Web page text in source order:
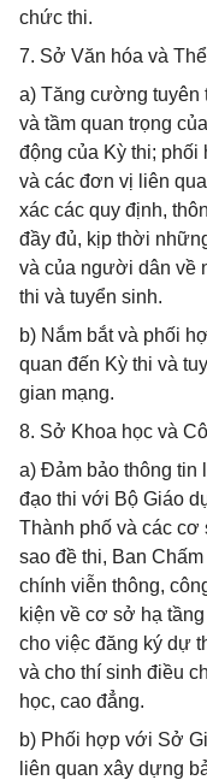
chức thi.
7. Sở Văn hóa và
a) Tăng cường tuyên
và tầm quan trọng
động của Kỳ thi;
và các đơn vị liên
xác các quy định,
đầy đủ, kịp thời
và của người dân về
thi và tuyển sinh.
b) Nắm bắt và phối
quan đến Kỳ thi và
gian mạng.
8. Sở Khoa học và
a) Đảm bảo thông tin
đạo thi với Bộ Giáo
Thành phố và các cơ
sao đề thi, Ban
chính viễn thông,
kiện về cơ sở hạ
cho việc đăng ký dự
và cho thí sinh điều
học, cao đẳng.
b) Phối hợp với Sở
liên quan xây dựng